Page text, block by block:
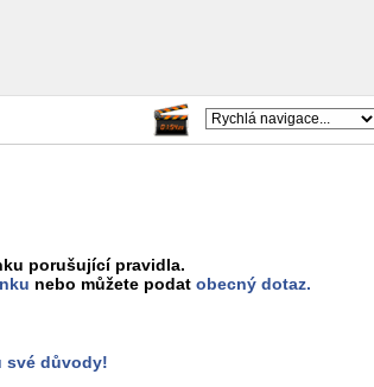
porušující pravidla.
nebo můžete podat obecný dotaz.
své důvody!